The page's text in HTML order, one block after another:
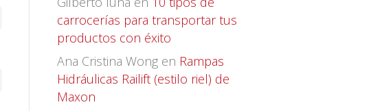
carrocerías para transportar tus
productos con éxito
Ana Cristina Wong en Rampas
Hidráulicas Railift (estilo riel) de
Maxon